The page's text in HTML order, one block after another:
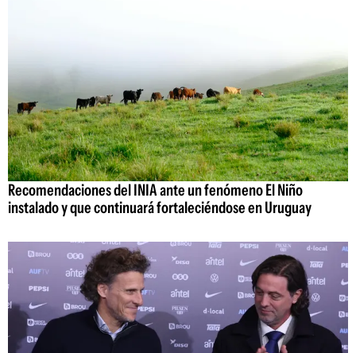
Recomendaciones del INIA ante un fenómeno El Niño
instalado y que continuará fortaleciéndose en Uruguay